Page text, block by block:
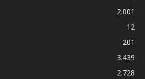
2.001
12
201
3.439
2.728